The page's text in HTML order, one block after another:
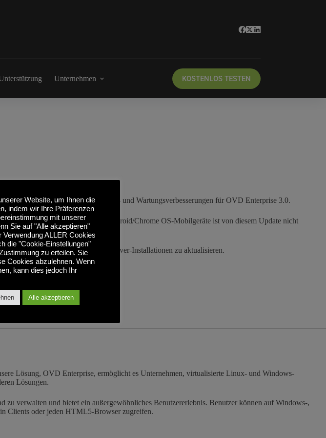
Unternehmen KOSTENLOS TESTEN
Das Update bietet Stabilitäts- und Wartungsverbesserungen für OVD Enterprise 3.0.
Mobile Client für iOS und Android/Chrome OS-Mobilgeräte ist von diesem Update nicht
ihre Client-Anwendungen und Server-Installationen zu aktualisieren.
auf derInuvika-Unterstützung
Lösung, OVD Enterprise, ermöglicht es Unternehmen, virtualisierte Linux- und Windows-
Lösungen.
verwalten und bietet ein außergewöhnliches Benutzererlebnis. Benutzer können auf Windows-,
Clients oder jeden HTML5-Browser zugreifen.
Website, um Ihnen die
indem wir Ihre Präferenzen
mit unserer
Sie auf "Alle akzeptieren"
ALLER Cookies
die "Cookie-Einstellungen"
zu erteilen. Sie
Cookies abzulehnen. Wenn
kann dies jedoch Ihr
Alle akzeptieren